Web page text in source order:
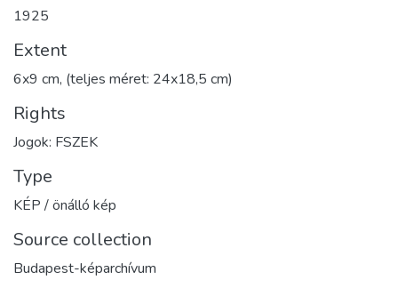
1925
Extent
6x9 cm, (teljes méret: 24x18,5 cm)
Rights
Jogok: FSZEK
Type
KÉP / önálló kép
Source collection
Budapest-képarchívum